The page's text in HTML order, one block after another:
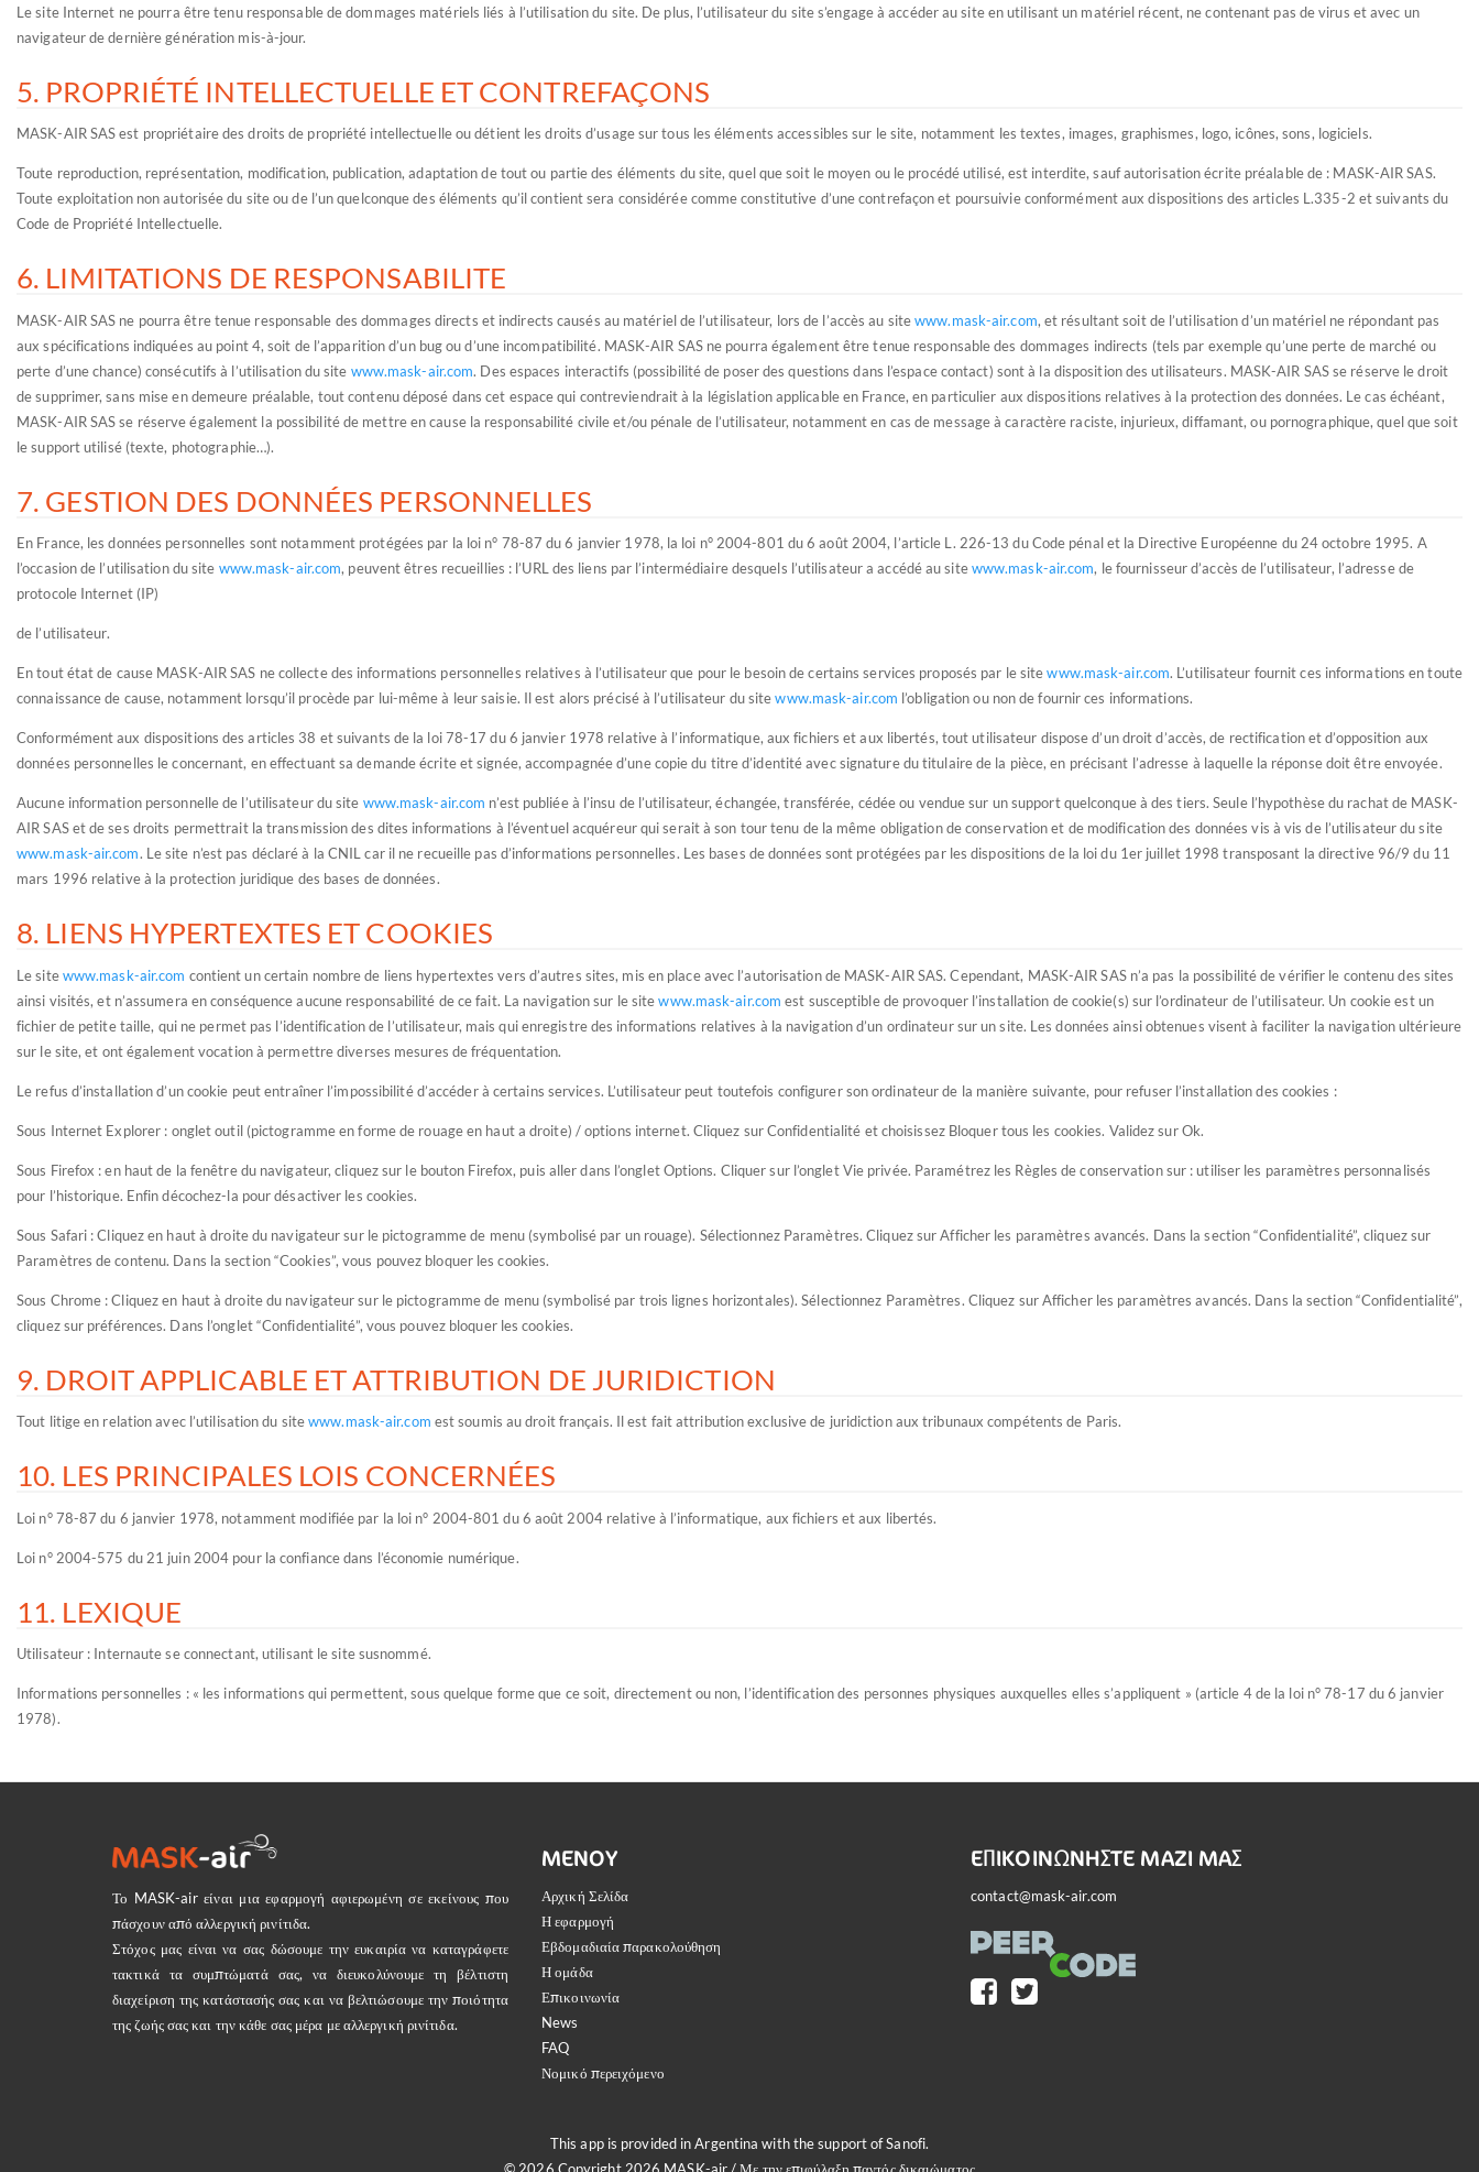
Le site Internet ne pourra être tenu responsable de dommages matériels liés à l’utilisation du site. De plus, l’utilisateur du site s’engage à accéder au site en utilisant un matériel récent, ne contenant pas de virus et avec un
navigateur de dernière génération mis-à-jour.
5. PROPRIÉTÉ INTELLECTUELLE ET CONTREFAÇONS
MASK-AIR SAS est propriétaire des droits de propriété intellectuelle ou détient les droits d’usage sur tous les éléments accessibles sur le site, notamment les textes, images, graphismes, logo, icônes, sons, logiciels.
Toute reproduction, représentation, modification, publication, adaptation de tout ou partie des éléments du site, quel que soit le moyen ou le procédé utilisé, est interdite, sauf autorisation écrite préalable de : MASK-AIR SAS.
Toute exploitation non autorisée du site ou de l’un quelconque des éléments qu’il contient sera considérée comme constitutive d’une contrefaçon et poursuivie conformément aux dispositions des articles L.335-2 et suivants du
Code de Propriété Intellectuelle.
6. LIMITATIONS DE RESPONSABILITE
MASK-AIR SAS ne pourra être tenue responsable des dommages directs et indirects causés au matériel de l’utilisateur, lors de l’accès au sitewww.mask-air.com, et résultant soit de l’utilisation d’un matériel ne répondant pas
aux spécifications indiquées au point 4, soit de l’apparition d’un bug ou d’une incompatibilité. MASK-AIR SAS ne pourra également être tenue responsable des dommages indirects (tels par exemple qu’une perte de marché ou
perte d’une chance) consécutifs à l’utilisation du site www.mask-air.com. Des espaces interactifs (possibilité de poser des questions dans l’espace contact) sont à la disposition des utilisateurs. MASK-AIR SAS se réserve le droit
de supprimer, sans mise en demeure préalable, tout contenu déposé dans cet espace qui contreviendrait à la législation applicable en France, en particulier aux dispositions relatives à la protection des données. Le cas échéant,
MASK-AIR SAS se réserve également la possibilité de mettre en cause la responsabilité civile et/ou pénale de l’utilisateur, notamment en cas de message à caractère raciste, injurieux, diffamant, ou pornographique, quel que soit
le support utilisé (texte, photographie…).
7. GESTION DES DONNÉES PERSONNELLES
En France, les données personnelles sont notamment protégées par la loi n° 78-87 du 6 janvier 1978, la loi n° 2004-801 du 6 août 2004, l’article L. 226-13 du Code pénal et la Directive Européenne du 24 octobre 1995. A
l’occasion de l’utilisation du site www.mask-air.com, peuvent êtres recueillies : l’URL des liens par l’intermédiaire desquels l’utilisateur a accédé au sitewww.mask-air.com, le fournisseur d’accès de l’utilisateur, l’adresse de
protocole Internet (IP)
de l’utilisateur.
En tout état de cause MASK-AIR SAS ne collecte des informations personnelles relatives à l’utilisateur que pour le besoin de certains services proposés par le sitewww.mask-air.com. L’utilisateur fournit ces informations en toute
connaissance de cause, notamment lorsqu’il procède par lui-même à leur saisie. Il est alors précisé à l’utilisateur du sitewww.mask-air.com l’obligation ou non de fournir ces informations.
Conformément aux dispositions des articles 38 et suivants de la loi 78-17 du 6 janvier 1978 relative à l’informatique, aux fichiers et aux libertés, tout utilisateur dispose d’un droit d’accès, de rectification et d’opposition aux
données personnelles le concernant, en effectuant sa demande écrite et signée, accompagnée d’une copie du titre d’identité avec signature du titulaire de la pièce, en précisant l’adresse à laquelle la réponse doit être envoyée.
Aucune information personnelle de l’utilisateur du site www.mask-air.com n’est publiée à l’insu de l’utilisateur, échangée, transférée, cédée ou vendue sur un support quelconque à des tiers. Seule l’hypothèse du rachat de MASK-
AIR SAS et de ses droits permettrait la transmission des dites informations à l’éventuel acquéreur qui serait à son tour tenu de la même obligation de conservation et de modification des données vis à vis de l’utilisateur du site
www.mask-air.com. Le site n’est pas déclaré à la CNIL car il ne recueille pas d’informations personnelles. Les bases de données sont protégées par les dispositions de la loi du 1er juillet 1998 transposant la directive 96/9 du 11
mars 1996 relative à la protection juridique des bases de données.
8. LIENS HYPERTEXTES ET COOKIES
Le sitewww.mask-air.com contient un certain nombre de liens hypertextes vers d’autres sites, mis en place avec l’autorisation de MASK-AIR SAS. Cependant, MASK-AIR SAS n’a pas la possibilité de vérifier le contenu des sites
ainsi visités, et n’assumera en conséquence aucune responsabilité de ce fait. La navigation sur le sitewww.mask-air.com est susceptible de provoquer l’installation de cookie(s) sur l’ordinateur de l’utilisateur. Un cookie est un
fichier de petite taille, qui ne permet pas l’identification de l’utilisateur, mais qui enregistre des informations relatives à la navigation d’un ordinateur sur un site. Les données ainsi obtenues visent à faciliter la navigation ultérieure
sur le site, et ont également vocation à permettre diverses mesures de fréquentation.
Le refus d’installation d’un cookie peut entraîner l’impossibilité d’accéder à certains services. L’utilisateur peut toutefois configurer son ordinateur de la manière suivante, pour refuser l’installation des cookies :
Sous Internet Explorer : onglet outil (pictogramme en forme de rouage en haut a droite) / options internet. Cliquez sur Confidentialité et choisissez Bloquer tous les cookies. Validez sur Ok.
Sous Firefox : en haut de la fenêtre du navigateur, cliquez sur le bouton Firefox, puis aller dans l’onglet Options. Cliquer sur l’onglet Vie privée. Paramétrez les Règles de conservation sur : utiliser les paramètres personnalisés
pour l’historique. Enfin décochez-la pour désactiver les cookies.
Sous Safari : Cliquez en haut à droite du navigateur sur le pictogramme de menu (symbolisé par un rouage). Sélectionnez Paramètres. Cliquez sur Afficher les paramètres avancés. Dans la section “Confidentialité”, cliquez sur
Paramètres de contenu. Dans la section “Cookies”, vous pouvez bloquer les cookies.
Sous Chrome : Cliquez en haut à droite du navigateur sur le pictogramme de menu (symbolisé par trois lignes horizontales). Sélectionnez Paramètres. Cliquez sur Afficher les paramètres avancés. Dans la section “Confidentialité”,
cliquez sur préférences. Dans l’onglet “Confidentialité”, vous pouvez bloquer les cookies.
9. DROIT APPLICABLE ET ATTRIBUTION DE JURIDICTION
Tout litige en relation avec l’utilisation du sitewww.mask-air.com est soumis au droit français. Il est fait attribution exclusive de juridiction aux tribunaux compétents de Paris.
10. LES PRINCIPALES LOIS CONCERNÉES
Loi n° 78-87 du 6 janvier 1978, notamment modifiée par la loi n° 2004-801 du 6 août 2004 relative à l’informatique, aux fichiers et aux libertés.
Loi n° 2004-575 du 21 juin 2004 pour la confiance dans l’économie numérique.
11. LEXIQUE
Utilisateur : Internaute se connectant, utilisant le site susnommé.
Informations personnelles : « les informations qui permettent, sous quelque forme que ce soit, directement ou non, l’identification des personnes physiques auxquelles elles s’appliquent » (article 4 de la loi n° 78-17 du 6 janvier
1978).
MASK-AIR
Το MASK-air είναι μια εφαρμογή αφιερωμένη σε εκείνους που
πάσχουν από αλλεργική ρινίτιδα.
Στόχος μας είναι να σας δώσουμε την ευκαιρία να καταγράφετε
τακτικά τα συμπτώματά σας, να διευκολύνουμε τη βέλτιστη
διαχείριση της κατάστασής σας και να βελτιώσουμε την ποιότητα
της ζωής σας και την κάθε σας μέρα με αλλεργική ρινίτιδα.
ΜΕΝΟΎ
Αρχική Σελίδα
Η εφαρμογή
Εβδομαδιαία παρακολούθηση
Η ομάδα
Επικοινωνία
News
FAQ
Νομικό περειχόμενο
ΕΠΙΚΟΙΝΩΝΉΣΤΕ ΜΑΖΊ ΜΑΣ
contact@mask-air.com
This app is provided in Argentina with the support of Sanofi.